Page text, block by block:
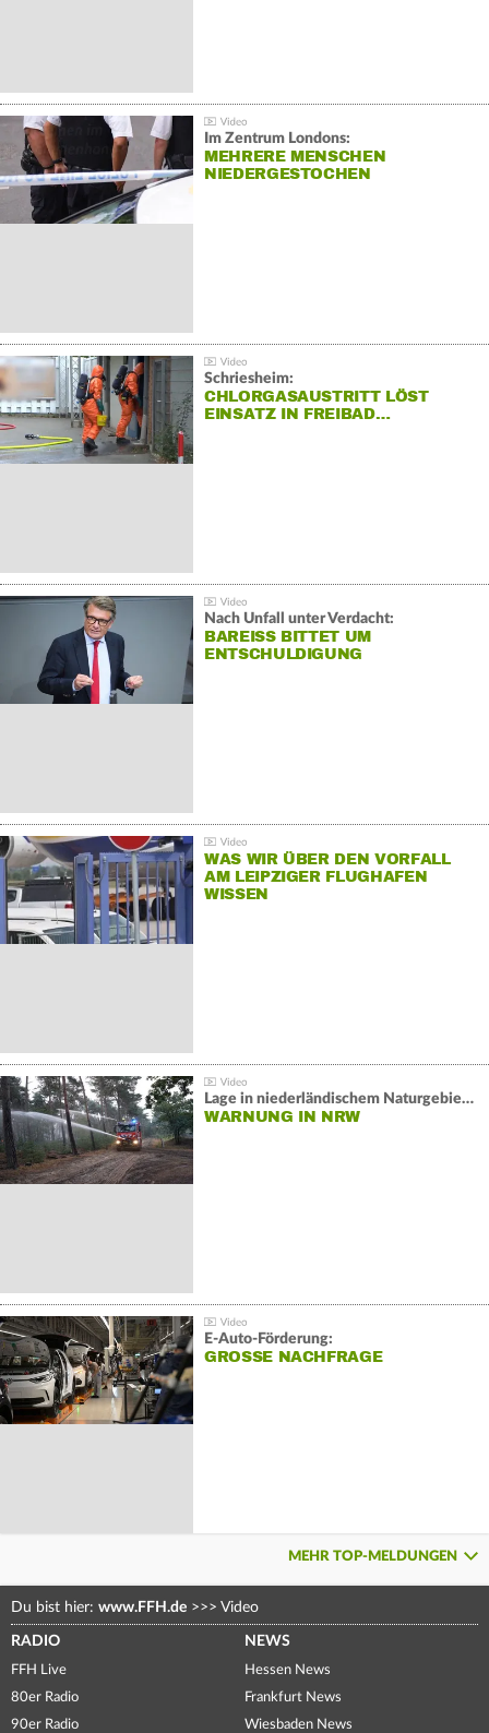
Im Zentrum Londons:
MEHRERE MENSCHEN
NIEDERGESTOCHEN
Schriesheim:
CHLORGASAUSTRITT LÖST
EINSATZ IN FREIBAD…
Nach Unfall unter Verdacht:
BAREISS BITTET UM E
NTSCHULDIGUNG
WAS WIR ÜBER DEN VORFALL
AM LEIPZIGER FLUGHAFEN
WISSEN
Lage in niederländischem Naturgebiet stabil
WARNUNG IN NRW
E-Auto-Förderung:
GROSSE NACHFRAGE
MEHR TOP-MELDUNGEN
Du bist hier: www.FFH.de >>> Video
RADIO
FFH Live
80er Radio
90er Radio
NEWS
Hessen News
Frankfurt News
Wiesbaden News